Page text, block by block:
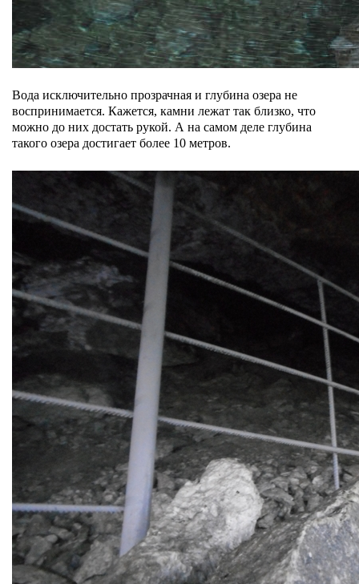
Вода исключительно прозрачная и глубина озера не
воспринимается. Кажется, камни лежат так близко, что
можно до них достать рукой. А на самом деле глубина
такого озера достигает более 10 метров.